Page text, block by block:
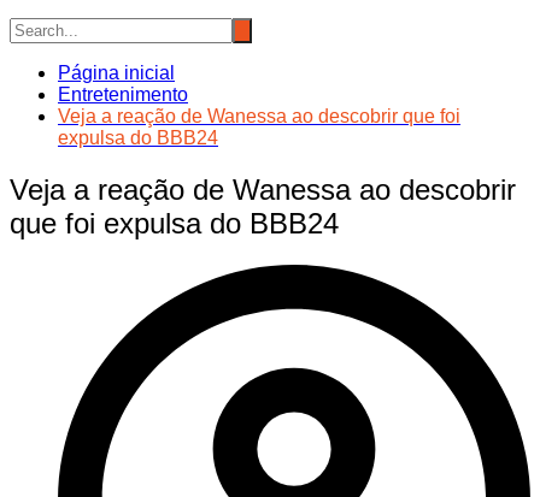
Página inicial
Entretenimento
Veja a reação de Wanessa ao descobrir que foi
expulsa do BBB24
Veja a reação de Wanessa ao descobrir
que foi expulsa do BBB24